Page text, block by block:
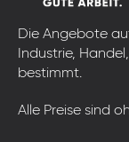
Die Angebote
Industrie,
bestimmt.
Alle Preise sind